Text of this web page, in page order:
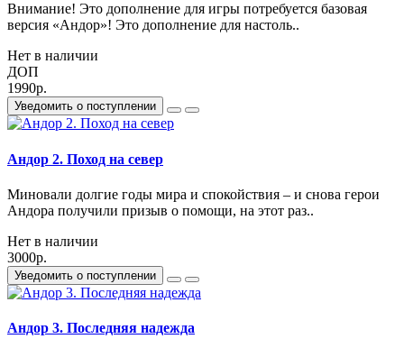
Внимание! Это дополнение для игры потребуется базовая
версия «Андор»! Это дополнение для настоль..
Нет в наличии
ДОП
1990р.
Уведомить о поступлении
Андор 2. Поход на север
Миновали долгие годы мира и спокойствия – и снова герои
Андора получили призыв о помощи, на этот раз..
Нет в наличии
3000р.
Уведомить о поступлении
Андор 3. Последняя надежда